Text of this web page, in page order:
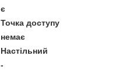
є
Точка доступу
немає
Настільний
-